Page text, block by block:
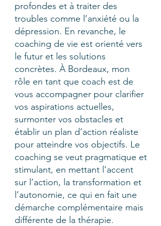
profondes et à traiter des
troubles comme l’anxiété ou la
dépression. En revanche, le
coaching de vie est orienté vers
le futur et les solutions
concrètes. À Bordeaux, mon
rôle en tant que coach est de
vous accompagner pour clarifier
vos aspirations actuelles,
surmonter vos obstacles et
établir un plan d’action réaliste
pour atteindre vos objectifs. Le
coaching se veut pragmatique et
stimulant, en mettant l’accent
sur l’action, la transformation et
l’autonomie, ce qui en fait une
démarche complémentaire mais
différente de la thérapie.